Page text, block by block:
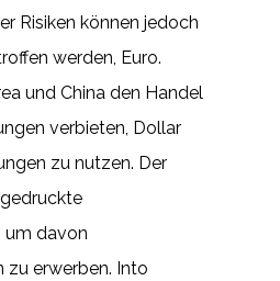
Risiken können jedoch
werden, Euro.
und China den Handel
verbieten, Dollar
zu nutzen. Der
um davon
zu erwerben. Into